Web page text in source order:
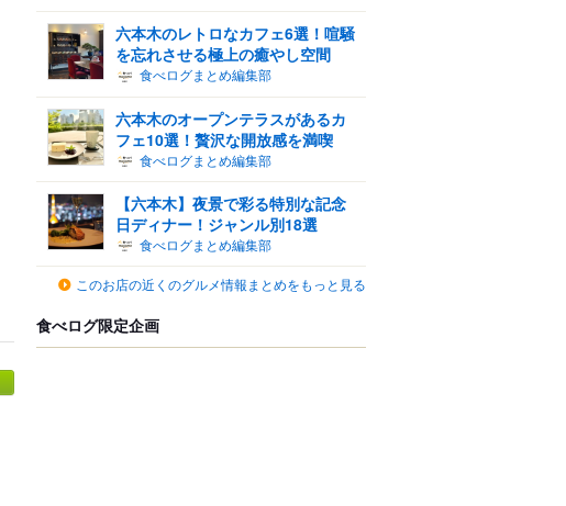
六本木のレトロなカフェ6選！喧騒
を忘れさせる極上の癒やし空間
食べログまとめ編集部
六本木のオープンテラスがあるカ
フェ10選！贅沢な開放感を満喫
食べログまとめ編集部
【六本木】夜景で彩る特別な記念
日ディナー！ジャンル別18選
食べログまとめ編集部
このお店の近くのグルメ情報まとめをもっと見る
食べログ限定企画